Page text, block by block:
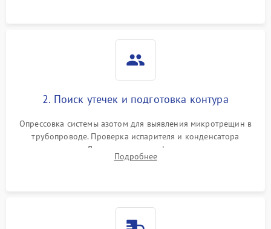
1800 ₽
2. Поиск утечек и подготовка контура
Опрессовка системы азотом для выявления микротрещин в
трубопроводе. Проверка испарителя и конденсатора
течеискателем. Демонтаж старого фильтра-осушителя и
продувка капиллярной трубки для устранения засоров.
Подробнее